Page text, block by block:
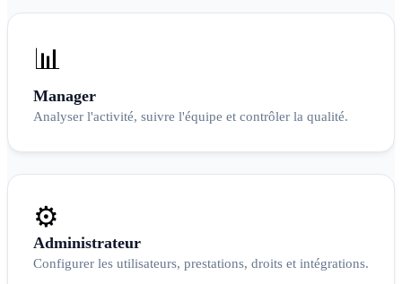
📊
Manager
Analyser l'activité, suivre l'équipe et contrôler la qualité.
⚙️
Administrateur
Configurer les utilisateurs, prestations, droits et intégrations.